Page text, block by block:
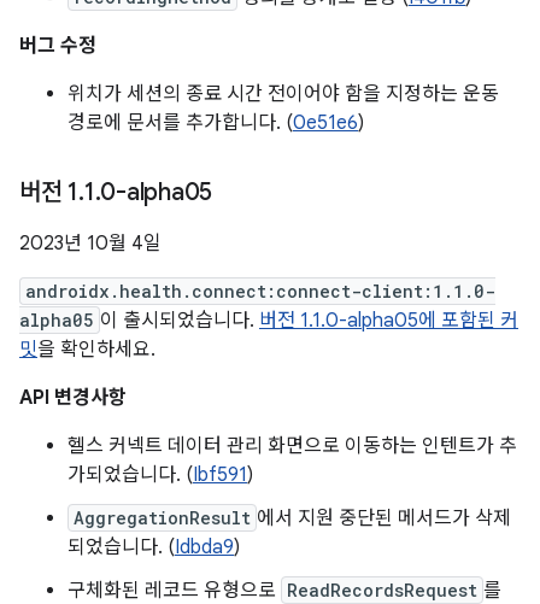
버그 수정
위치가 세션의 종료 시간 전이어야 함을 지정하는 운동
경로에 문서를 추가합니다. (0e51e6)
버전 1.1.0-alpha05
2023년 10월 4일
androidx.health.connect:connect-client:1.1.0-
alpha05 이 출시되었습니다. 버전 1.1.0-alpha05에 포함된 커
밋을 확인하세요.
API 변경사항
헬스 커넥트 데이터 관리 화면으로 이동하는 인텐트가 추
가되었습니다. (Ibf591)
AggregationResult 에서 지원 중단된 메서드가 삭제
되었습니다. (Idbda9)
구체화된 레코드 유형으로 ReadRecordsRequest 를